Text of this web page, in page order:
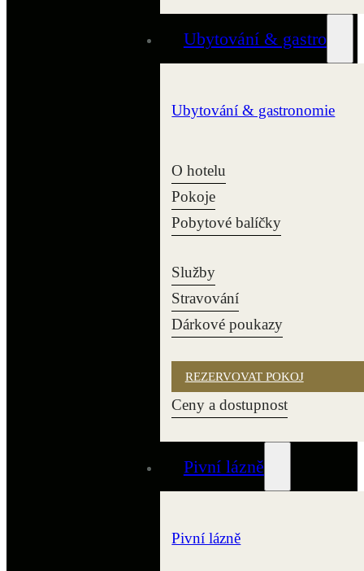
Ubytování & gastro
Ubytování & gastronomie
O hotelu
Pokoje
Pobytové balíčky
Služby
Stravování
Dárkové poukazy
REZERVOVAT POKOJ
Ceny a dostupnost
Pivní lázně
Pivní lázně